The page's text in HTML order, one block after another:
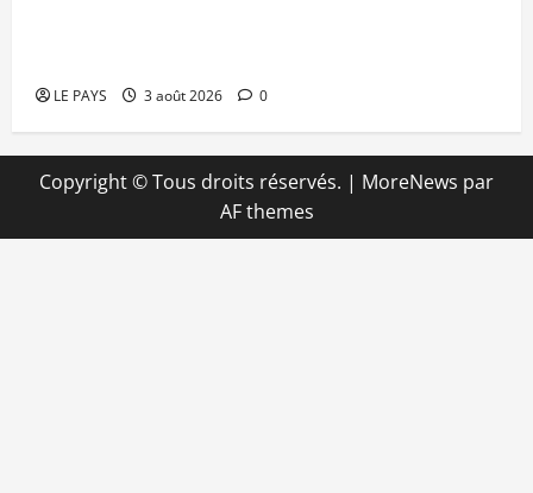
LE PAYS 3 août 2026 0
Copyright © Tous droits réservés. | MoreNews par
AF themes